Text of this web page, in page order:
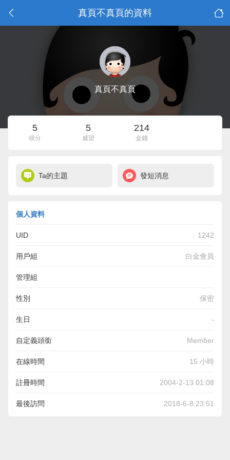
真頁不真頁的資料
真頁不真頁
5
積分
5
威望
214
金錢
Ta的主題 發短消息
個人資料
UID 1242
用戶組 白金會員
管理組
性別 保密
生日 -
自定義頭銜 Member
在線時間 15 小時
註冊時間 2004-2-13 01:08
最後訪問 2018-6-8 23:51